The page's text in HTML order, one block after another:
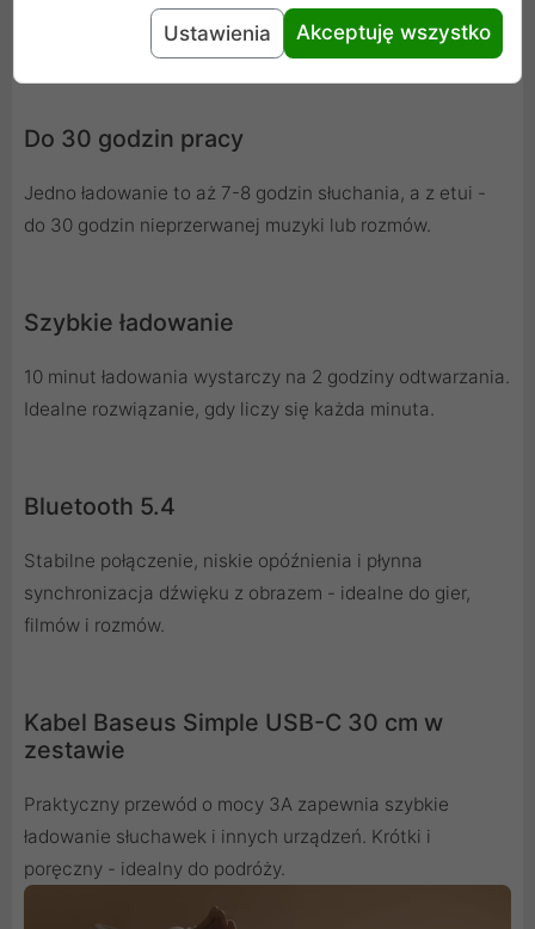
Do 30 godzin pracy
Jedno ładowanie to aż 7-8 godzin słuchania, a z etui -
do 30 godzin nieprzerwanej muzyki lub rozmów.
Szybkie ładowanie
10 minut ładowania wystarczy na 2 godziny odtwarzania.
Idealne rozwiązanie, gdy liczy się każda minuta.
Bluetooth 5.4
Stabilne połączenie, niskie opóźnienia i płynna
synchronizacja dźwięku z obrazem - idealne do gier,
filmów i rozmów.
Kabel Baseus Simple USB-C 30 cm w
zestawie
Praktyczny przewód o mocy 3A zapewnia szybkie
ładowanie słuchawek i innych urządzeń. Krótki i
poręczny - idealny do podróży.
Ustawienia Akceptuję wszystko